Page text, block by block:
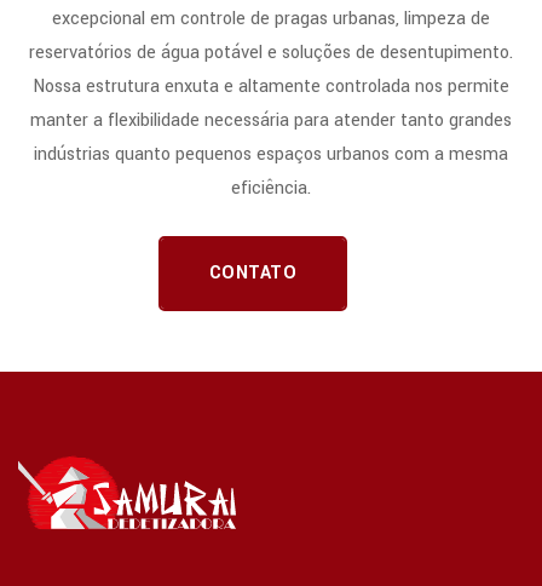
excepcional em controle de pragas urbanas, limpeza de
reservatórios de água potável e soluções de desentupimento.
Nossa estrutura enxuta e altamente controlada nos permite
manter a flexibilidade necessária para atender tanto grandes
indústrias quanto pequenos espaços urbanos com a mesma
eficiência.
CONTATO